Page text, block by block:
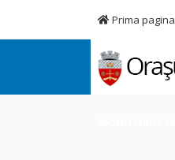
Prima pagina